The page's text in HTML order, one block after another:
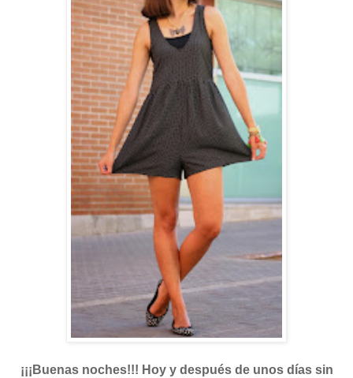
¡¡¡Buenas noches!!! Hoy y después de unos días sin